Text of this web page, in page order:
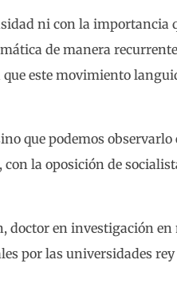
ni con la importancia
de manera
este movimiento
que podemos observarlo
la oposición de
doctor en investigación en
por las universidades rey